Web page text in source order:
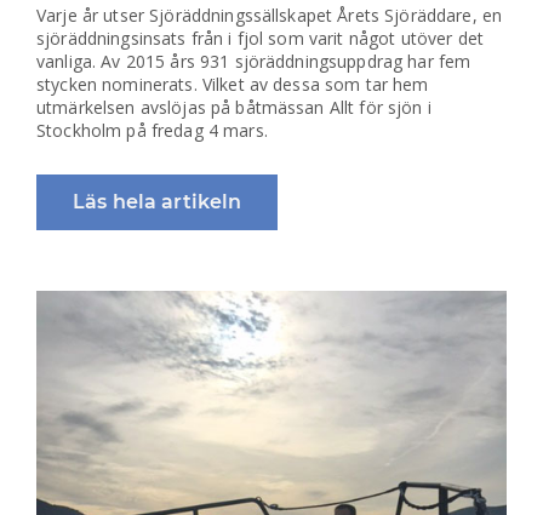
Varje år utser Sjöräddningssällskapet Årets Sjöräddare, en
sjöräddningsinsats från i fjol som varit något utöver det
vanliga. Av 2015 års 931 sjöräddningsuppdrag har fem
stycken nominerats. Vilket av dessa som tar hem
utmärkelsen avslöjas på båtmässan Allt för sjön i
Stockholm på fredag 4 mars.
Läs hela artikeln